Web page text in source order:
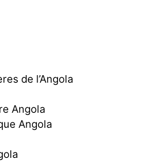
de l’Angola
Angola
Angola